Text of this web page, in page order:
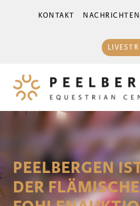
KONTAKT NACHRICHTEN
PEELBERGEN
DER